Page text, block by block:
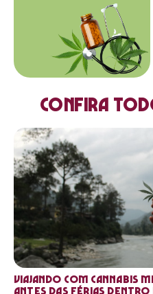
Confira
Viajando com cannabis
antes das férias